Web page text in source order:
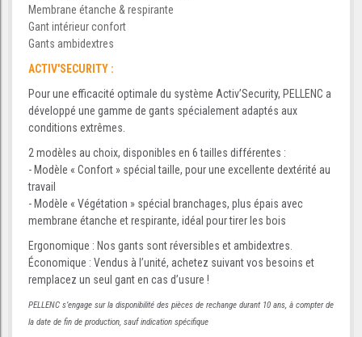
Membrane étanche & respirante
Gant intérieur confort
Gants ambidextres
ACTIV'SECURITY :
Pour une efficacité optimale du système Activ’Security, PELLENC a
développé une gamme de gants spécialement adaptés aux
conditions extrêmes.
2 modèles au choix, disponibles en 6 tailles différentes :
- Modèle « Confort » spécial taille, pour une excellente dextérité au
travail
- Modèle « Végétation » spécial branchages, plus épais avec
membrane étanche et respirante, idéal pour tirer les bois
Ergonomique : Nos gants sont réversibles et ambidextres.
Économique : Vendus à l’unité, achetez suivant vos besoins et
remplacez un seul gant en cas d’usure !
PELLENC s’engage sur la disponibilité des pièces de rechange durant 10 ans, à compter de
la date de fin de production, sauf indication spécifique